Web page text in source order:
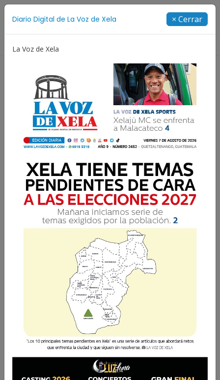
Diario Digital de La Voz de Xela × Cerrar
La Voz de Xela
Resultados para: Torneo Clausura 2025
MUNICIPAL FELICITA A XELAJÚ MC POR
ORGANIZACIÓN Y SEGURIDAD
El CSD Municipal emitió un comunicado oficial en el que
felicita al Club Xelajú MC por la organización y las
medidas de seguridad implementadas durante la final del
Torneo Clausura 2025-2026, disputada en el estadio
Mario Campo
El CSD Municipal emitió un comunicado oficial en el que
felicita al Club Xelajú MC por la organización y las
medidas de seguridad implementadas durante la final
del Torneo Clausura 2025-2026, disputada en el